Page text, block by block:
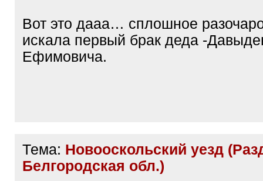
]
Вот это дааа… сплошное
искала первый брак деда -
Ефимовича.
Тема: Новооскольский уезд
Белгородская обл.)